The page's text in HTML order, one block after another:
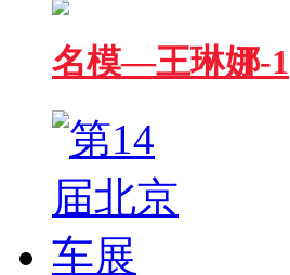
名模—王琳娜-1